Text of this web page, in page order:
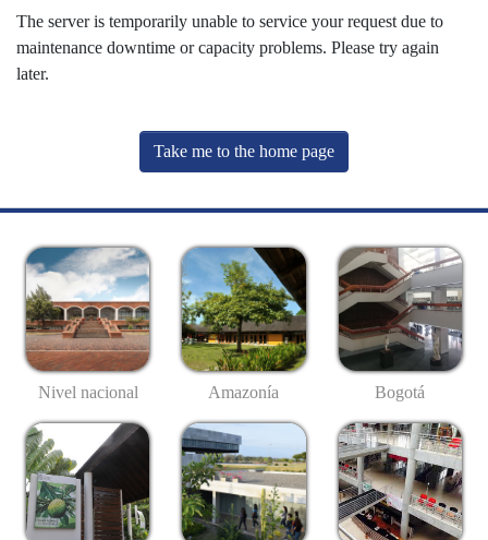
The server is temporarily unable to service your request due to
maintenance downtime or capacity problems. Please try again
later.
Take me to the home page
Nivel nacional Amazonía Bogotá